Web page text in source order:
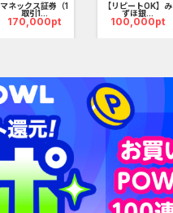
マネックス証券（1
取引1...
170,000pt
【リピートOK】み
ずほ銀...
100,000pt